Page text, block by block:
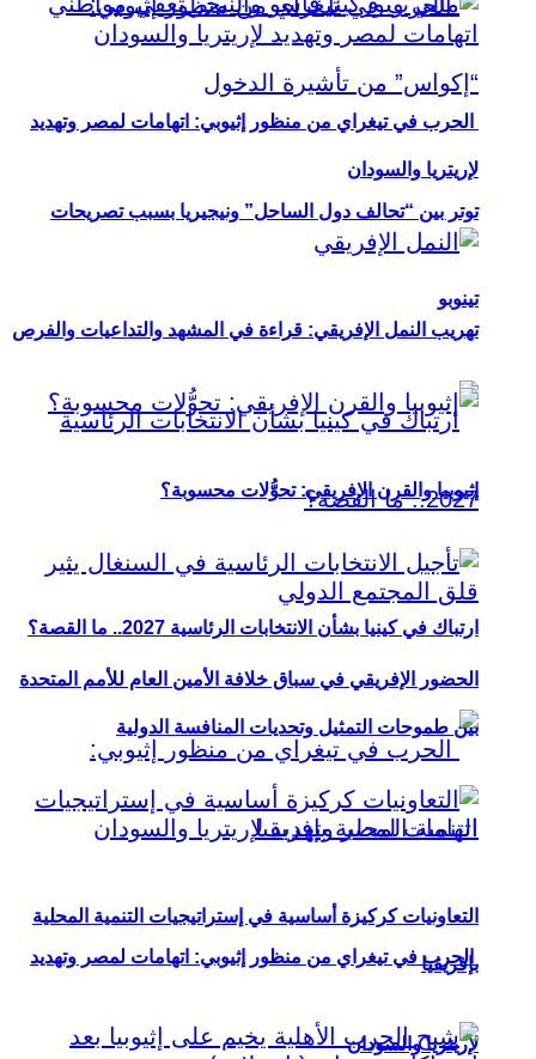
توتر بين “تحالف دول الساحل” ونيجيريا بسبب تصريحات
تينوبو
ارتباك في كينيا بشأن الانتخابات الرئاسية 2027.. ما القصة؟
الحرب في تيغراي من منظور إثيوبي: اتهامات لمصر وتهديد
لإريتريا والسودان
الحرب في تيغراي من منظور إثيوبي: اتهامات لمصر وتهديد
لإريتريا والسودان
تهريب النمل الإفريقي: قراءة في المشهد والتداعيات والفرص
إثيوبيا والقرن الإفريقي: تحوُّلات محسوبة؟
الحضور الإفريقي في سباق خلافة الأمين العام للأمم المتحدة
بين طموحات التمثيل وتحديات المنافسة الدولية
التعاونيات كركيزة أساسية في إستراتيجيات التنمية المحلية
بإفريقيا